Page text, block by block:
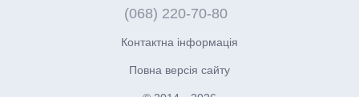
(068) 220-70-80
Контактна інформація
Повна версія сайту